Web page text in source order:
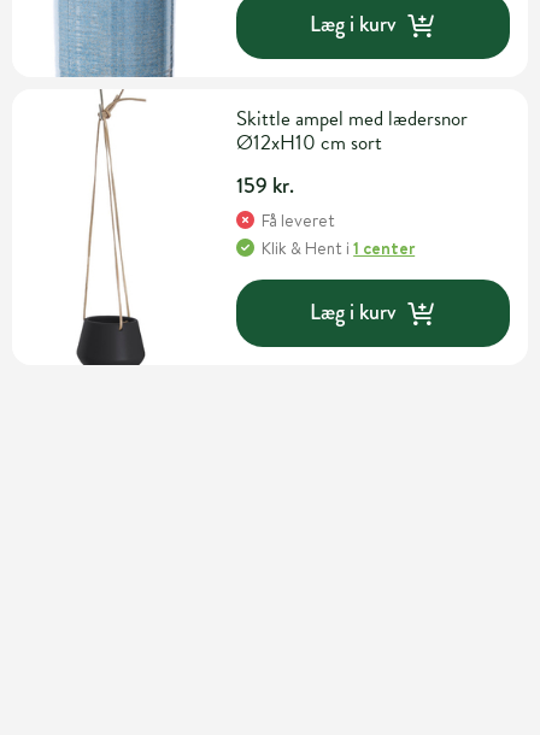
Læg i kurv
Skittle ampel med lædersnor
Ø12xH10 cm sort
159 kr.
Få leveret
Klik & Hent i1 center
Læg i kurv